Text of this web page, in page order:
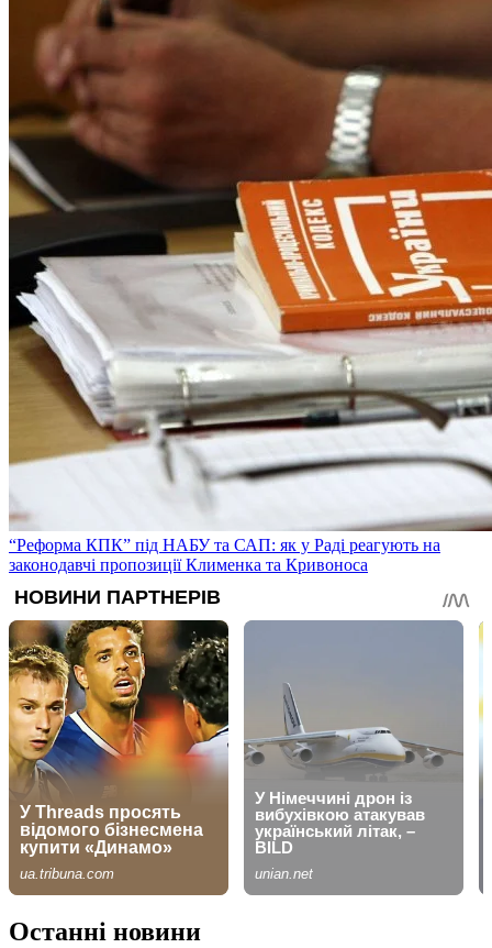
“Реформа КПК” під НАБУ та САП: як у Раді реагують на
законодавчі пропозиції Клименка та Кривоноса
Останні новини